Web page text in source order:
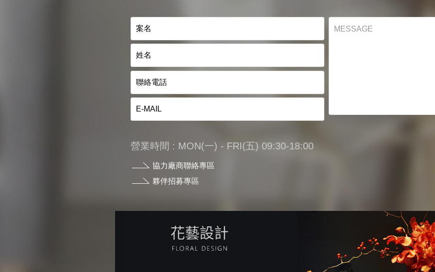
營業時間 : MON(一) - FRI(五) 09:30-18:00
協力廠商聯絡專區
夥伴招募專區
花藝設計